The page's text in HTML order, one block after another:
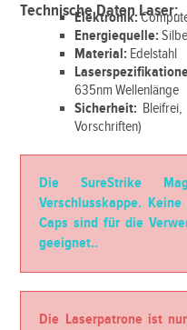
Technische Daten Laser:
Elektronik:
Energiequelle:
Material: Edelstahl
635nm Wellenlänge
Sicherheit:
Vorschriften)
Die SureStrike
Verschlusskappe.
Caps sind für die
geeignet..
Die Laserpatrone ist